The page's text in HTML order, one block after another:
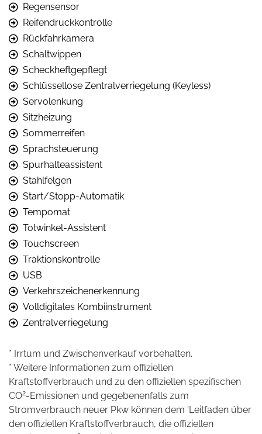
Regensensor
Reifendruckkontrolle
Rückfahrkamera
Schaltwippen
Scheckheftgepflegt
Schlüssellose Zentralverriegelung (Keyless)
Servolenkung
Sitzheizung
Sommerreifen
Sprachsteuerung
Spurhalteassistent
Stahlfelgen
Start/Stopp-Automatik
Tempomat
Totwinkel-Assistent
Touchscreen
Traktionskontrolle
USB
Verkehrszeichenerkennung
Volldigitales Kombiinstrument
Zentralverriegelung
* Irrtum und Zwischenverkauf vorbehalten.
* Weitere Informationen zum offiziellen
Kraftstoffverbrauch und zu den offiziellen spezifischen
CO2-Emissionen und gegebenenfalls zum
Stromverbrauch neuer Pkw können dem 'Leitfaden über
den offiziellen Kraftstoffverbrauch, die offiziellen